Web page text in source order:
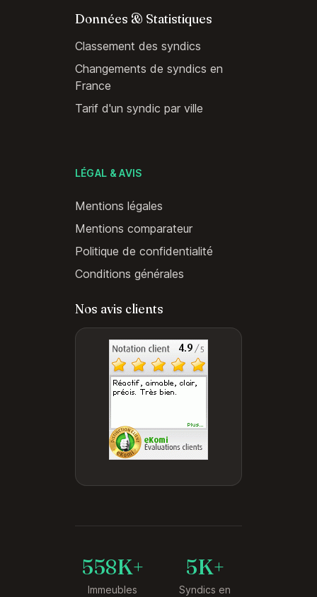
Données & Statistiques
Classement des syndics
Changements de syndics en
France
Tarif d'un syndic par ville
LÉGAL & AVIS
Mentions légales
Mentions comparateur
Politique de confidentialité
Conditions générales
Nos avis clients
558K+
Immeubles
5K+
Syndics en